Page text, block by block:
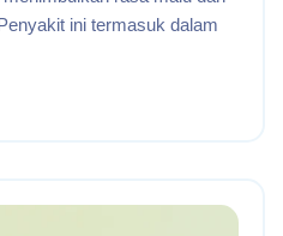
ini termasuk dalam